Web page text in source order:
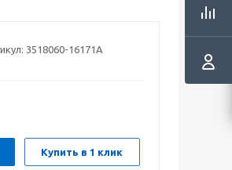
3518060-16171А
Купить в 1 клик